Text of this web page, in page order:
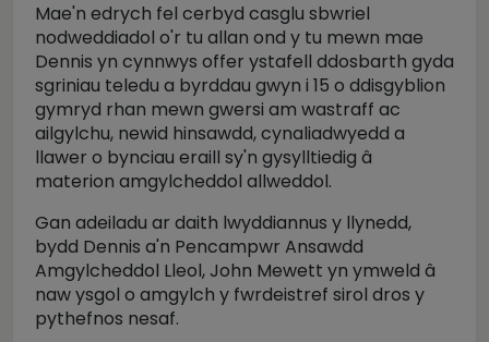
Mae'n edrych fel cerbyd casglu sbwriel
nodweddiadol o'r tu allan ond y tu mewn mae
Dennis yn cynnwys offer ystafell ddosbarth gyda
sgriniau teledu a byrddau gwyn i 15 o ddisgyblion
gymryd rhan mewn gwersi am wastraff ac
ailgylchu, newid hinsawdd, cynaliadwyedd a
llawer o bynciau eraill sy'n gysylltiedig â
materion amgylcheddol allweddol.
Gan adeiladu ar daith lwyddiannus y llynedd,
bydd Dennis a'n Pencampwr Ansawdd
Amgylcheddol Lleol, John Mewett yn ymweld â
naw ysgol o amgylch y fwrdeistref sirol dros y
pythefnos nesaf.